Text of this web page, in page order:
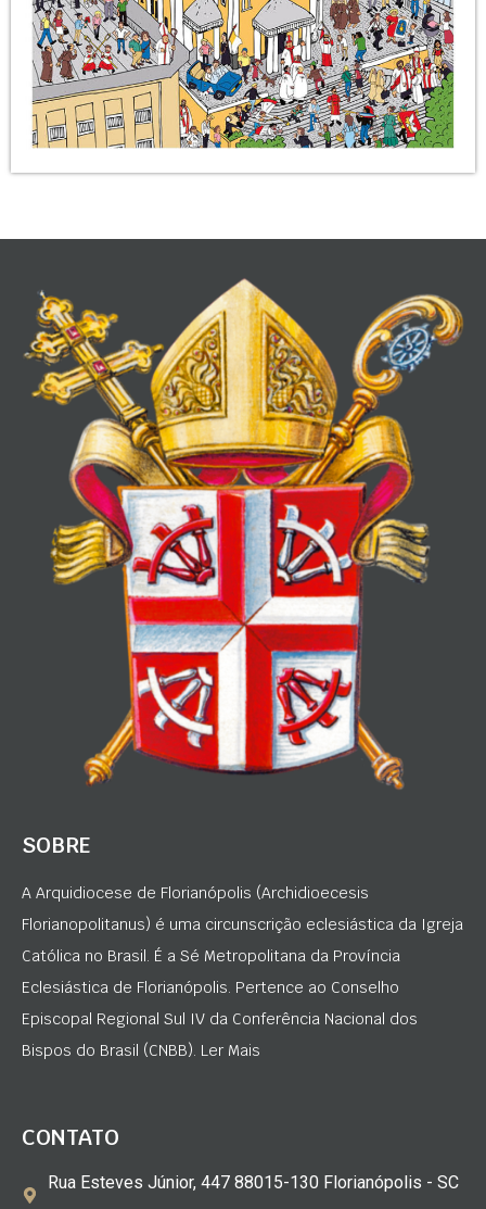
SOBRE
A Arquidiocese de Florianópolis (Archidioecesis
Florianopolitanus) é uma circunscrição eclesiástica da Igreja
Católica no Brasil. É a Sé Metropolitana da Província
Eclesiástica de Florianópolis. Pertence ao Conselho
Episcopal Regional Sul IV da Conferência Nacional dos
Bispos do Brasil (CNBB). Ler Mais
CONTATO
Rua Esteves Júnior, 447 88015-130 Florianópolis - SC